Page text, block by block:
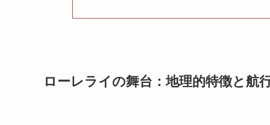
ローレライの舞台：地理的特徴と航